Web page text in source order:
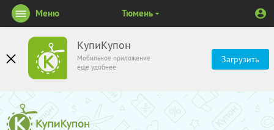
КупиКупон
Мобильное приложение
ещё удобнее
Загрузить
Меню Тюмень